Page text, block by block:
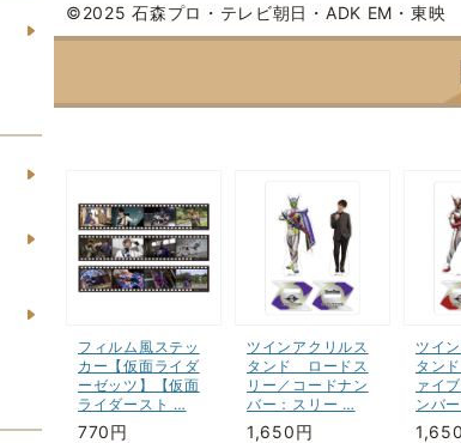
©2025 石森プロ・テレビ朝日・ADK EM・東映
フィルム風ステッ
カー【仮面ライダ
ーゼッツ】【仮面
ライダースト …
770円
ツインアクリルス
タンド ロードス
リー／コードナン
バー：スリー …
1,650円
ツイ
タン
ァイ
ンバ